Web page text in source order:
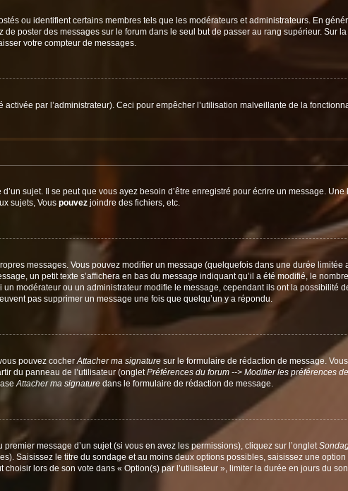
ou identifient certains membres tels que les modérateurs et administrateurs. En
poster des messages sur le forum dans le seul but de passer au rang supérieur. Sur
votre compteur de messages.
par l’administrateur). Ceci pour empêcher l’utilisation malveillante de la
sujet. Il se peut que vous ayez besoin d’être enregistré pour écrire un message. Une
sujets, Vous pouvez joindre des fichiers, etc.
messages. Vous pouvez modifier un message (quelquefois dans une durée limitée
un petit texte s’affichera en bas du message indiquant qu’il a été modifié, le
modérateur ou un administrateur modifie le message, cependant ils ont la possibilité
pas supprimer un message une fois que quelqu’un y a répondu.
pouvez cocher Attacher ma signature sur le formulaire de rédaction de message.
du panneau de l’utilisateur (ongletPréférences du forum --> Modifier les préférences
Attacher ma signature dans le formulaire de rédaction de message.
message d’un sujet (si vous en avez les permissions), cliquez sur l’onglet
Saisissez le titre du sondage et au moins deux options possibles, saisissez une
lors de son vote dans « Option(s) par l’utilisateur », limiter la durée en jours du